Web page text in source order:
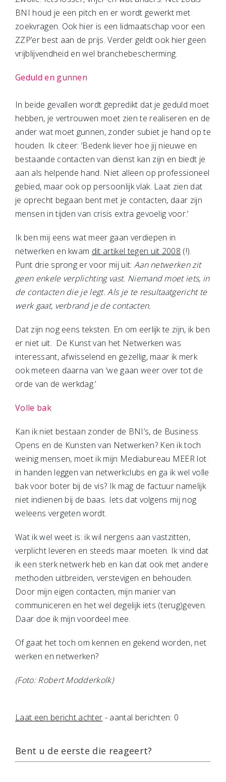
BNI houd je een pitch en er wordt gewerkt met
zoekvragen. Ook hier is een lidmaatschap voor een
ZZP’er best aan de prijs. Verder geldt ook hier geen
vrijblijvendheid en wel branchebescherming.
Geduld en gunnen
In beide gevallen wordt gepredikt dat je geduld moet
hebben, je vertrouwen moet zien te realiseren en de
ander wat moet gunnen, zonder subiet je hand op te
houden. Ik citeer: ‘Bedenk liever hoe jij nieuwe en
bestaande contacten van dienst kan zijn en biedt je
aan als helpende hand. Niet alleen op professioneel
gebied, maar ook op persoonlijk vlak. Laat zien dat
je oprecht begaan bent met je contacten, daar zijn
mensen in tijden van crisis extra gevoelig voor.’
Ik ben mij eens wat meer gaan verdiepen in
netwerken en kwam dit artikel tegen uit 2008 (!).
Punt drie sprong er voor mij uit: Aan netwerken zit
geen enkele verplichting vast. Niemand moet iets, in
de contacten die je legt. Als je te resultaatgericht te
werk gaat, verbrand je de contacten.
Dat zijn nog eens teksten. En om eerlijk te zijn, ik ben
er niet uit. De Kunst van het Netwerken was
interessant, afwisselend en gezellig, maar ik merk
ook meteen daarna van ‘we gaan weer over tot de
orde van de werkdag.’
Volle bak
Kan ik niet bestaan zonder de BNI’s, de Business
Opens en de Kunsten van Netwerken? Ken ik toch
weinig mensen, moet ik mijn Mediabureau MEER lot
in handen leggen van netwerkclubs en ga ik wel volle
bak voor boter bij de vis? Ik mag de factuur namelijk
niet indienen bij de baas. Iets dat volgens mij nog
weleens vergeten wordt.
Wat ik wel weet is: ik wil nergens aan vastzitten,
verplicht leveren en steeds maar moeten. Ik vind dat
ik een sterk netwerk heb en kan dat ook met andere
methoden uitbreiden, verstevigen en behouden.
Door mijn eigen contacten, mijn manier van
communiceren en het wel degelijk iets (terug)geven.
Daar doe ik mijn voordeel mee.
Of gaat het toch om kennen en gekend worden, net
werken en netwerken?
(Foto: Robert Modderkolk)
Laat een bericht achter - aantal berichten: 0
Bent u de eerste die reageert?